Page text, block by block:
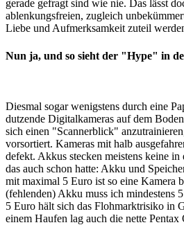
gerade gefragt sind wie nie. Das lässt
ablenkungsfreien, zugleich
Liebe und Aufmerksamkeit zuteil
Nun ja, und so sieht der "Hype" in
Diesmal sogar wenigstens durch eine
dutzende Digitalkameras auf dem
sich einen "Scannerblick"
vorsortiert. Kameras mit halb
defekt. Akkus stecken meistens keine
das auch schon hatte: Akku und
mit maximal 5 Euro ist so eine Kamera
(fehlenden) Akku muss ich
5 Euro hält sich das Flohmarktrisiko in
einem Haufen lag auch die nette